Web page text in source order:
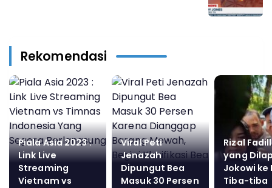
Rekomendasi
Piala Asia 2023 :
Link Live
Streaming
Vietnam vs
Viral Peti
Jenazah
Dipungut Bea
Masuk 30 Persen
Rizal
yang
Jokowi ke
Tiba-tiba